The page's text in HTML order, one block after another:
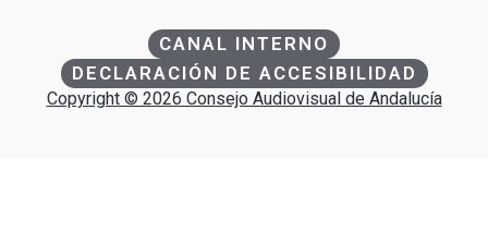
CANAL INTERNO
DECLARACIÓN DE ACCESIBILIDAD
Copyright © 2026 Consejo Audiovisual de Andalucía